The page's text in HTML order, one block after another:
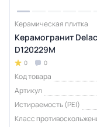
Керамическая плитка
Керамогранит
D120229M
0 0
Код товара
Артикул
Истираемость (PEI)
Класс